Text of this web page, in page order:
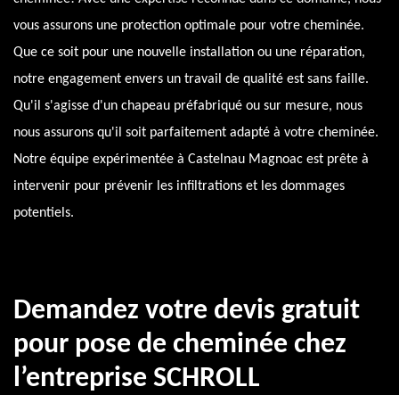
vous assurons une protection optimale pour votre cheminée.
Que ce soit pour une nouvelle installation ou une réparation,
notre engagement envers un travail de qualité est sans faille.
Qu'il s'agisse d'un chapeau préfabriqué ou sur mesure, nous
nous assurons qu'il soit parfaitement adapté à votre cheminée.
Notre équipe expérimentée à Castelnau Magnoac est prête à
intervenir pour prévenir les infiltrations et les dommages
potentiels.
Demandez votre devis gratuit
pour pose de cheminée chez
l’entreprise SCHROLL